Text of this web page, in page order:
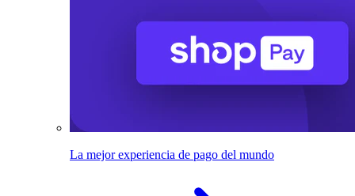
La mejor experiencia de pago del mundo